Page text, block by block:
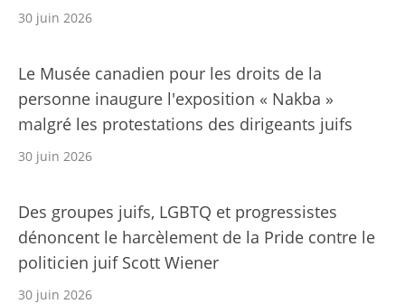
30 juin 2026
Le Musée canadien pour les droits de la
personne inaugure l'exposition « Nakba »
malgré les protestations des dirigeants juifs
30 juin 2026
Des groupes juifs, LGBTQ et progressistes
dénoncent le harcèlement de la Pride contre le
politicien juif Scott Wiener
30 juin 2026